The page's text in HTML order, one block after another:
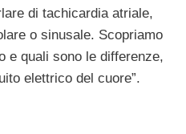
di tachicardia atriale,
o sinusale. Scopriamo
e quali sono le differenze,
elettrico del cuore”.